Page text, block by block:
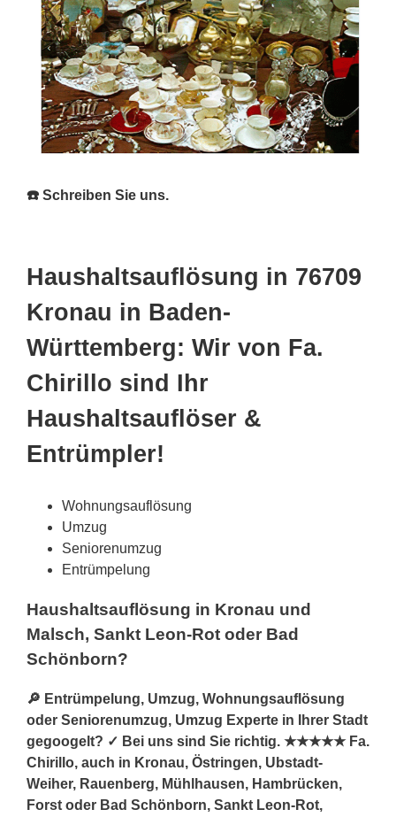
☎️ Schreiben Sie uns.
Haushaltsauflösung in 76709
Kronau in Baden-
Württemberg: Wir von Fa.
Chirillo sind Ihr
Haushaltsauflöser &
Entrümpler!
Wohnungsauflösung
Umzug
Seniorenumzug
Entrümpelung
Haushaltsauflösung in Kronau und
Malsch, Sankt Leon-Rot oder Bad
Schönborn?
🔎 Entrümpelung, Umzug, Wohnungsauflösung
oder Seniorenumzug, Umzug Experte in Ihrer Stadt
gegoogelt? ✓ Bei uns sind Sie richtig. ★★★★★ Fa.
Chirillo, auch in Kronau, Östringen, Ubstadt-
Weiher, Rauenberg, Mühlhausen, Hambrücken,
Forst oder Bad Schönborn, Sankt Leon-Rot,